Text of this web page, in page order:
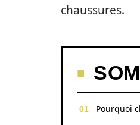
chaussures.
Pourquoi